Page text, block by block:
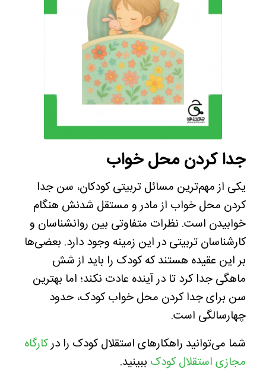
جدا کردن محل خواب
یکی از مهم‌ترین مسائل تربیتی کودکان، سن جدا
کردن محل خواب از مادر و مستقل شدنش هنگام
خوابیدن است. نظرات متفاوتی بین روانشناسان و
کارشناسان تربیتی در این زمینه وجود دارد. بعضی‌ها
بر این عقیده هستند که کودک را باید از شش
ماهگی جدا کرد تا در آینده عادت نکند؛ اما بهترین
سن برای جدا کردن محل خواب کودک، حدود
چهارسالگی است.
شما می‌توانید راهکار‌های استقلال کودک را درکارگاه
مجازی استقلال کودک ببینید.